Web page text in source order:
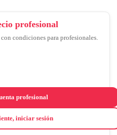
profesional
condiciones para profesionales.
profesional
iniciar sesión